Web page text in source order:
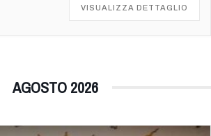
VISUALIZZA DETTAGLIO
AGOSTO 2026